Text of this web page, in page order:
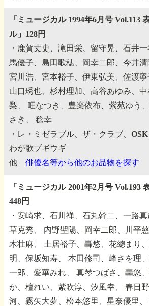
「ミュージカル 1994年6月号 Vol.113
ル」128円
・鹿賀丈史、滝田栄、留守晃、石井一
馬優子、島田歌穂、岡幸二郎、今井清
宮川浩、宮本裕子、伊東弘美、佐渡寧
山口琇也、杉村理加、高谷あゆみ、
梨、
旺なつき、豊楽依布、紫苑ゆう
さき、
稔幸
・レ・ミゼラブル、ザ・クラブ、
わが歌ブギウギ
他 俳優名等から他のお品物を探す
「ミュージカル 2001年2月号 Vol.193
448円
・安崎求、石川禅、石丸幹二、一路
草克秀、
内野聖陽、岡幸二郎、川平
木壮麻、
土居裕子、轟悠、花總まり
明、保坂知寿、
本田修司、峰さを理
一郎、愛華みれ、
真琴つばさ、轟悠
か、檀れい、紫吹淳、汐風幸、
春日
河、霧矢大夢、松本悠里、星奈優里、